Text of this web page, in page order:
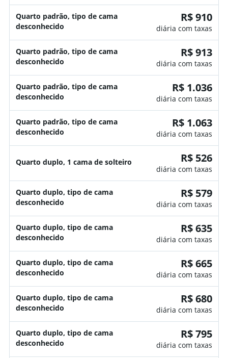
Quarto padrão, tipo de cama
desconhecido
R$ 910
diária com taxas
Quarto padrão, tipo de cama
desconhecido
R$ 913
diária com taxas
Quarto padrão, tipo de cama
desconhecido
R$ 1.036
diária com taxas
Quarto padrão, tipo de cama
desconhecido
R$ 1.063
diária com taxas
Quarto duplo, 1 cama de solteiro R$ 526
diária com taxas
Quarto duplo, tipo de cama
desconhecido
R$ 579
diária com taxas
Quarto duplo, tipo de cama
desconhecido
R$ 635
diária com taxas
Quarto duplo, tipo de cama
desconhecido
R$ 665
diária com taxas
Quarto duplo, tipo de cama
desconhecido
R$ 680
diária com taxas
Quarto duplo, tipo de cama
desconhecido
R$ 795
diária com taxas